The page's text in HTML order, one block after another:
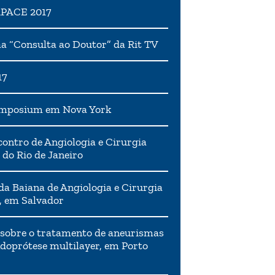
2017
“Consulta ao Doutor” da Rit TV
em Nova York
de Angiologia e Cirurgia
Rio de Janeiro
Baiana de Angiologia e Cirurgia
em Salvador
o tratamento de aneurismas
multilayer, em Porto